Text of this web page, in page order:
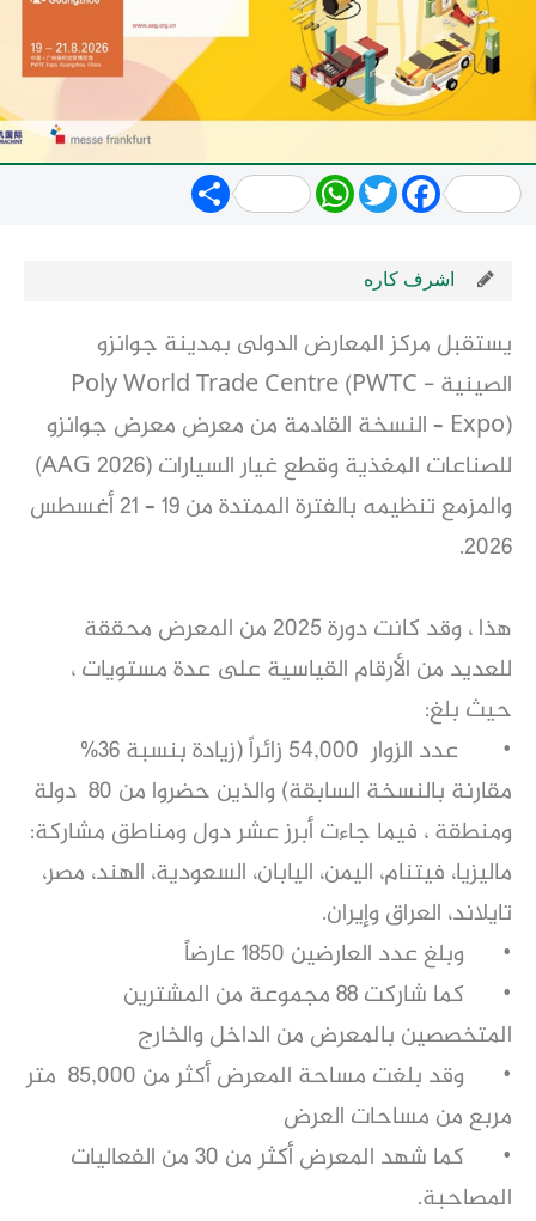
Share WhatsApp
TwitterFacebook
اشرف كاره
يستقبل مركز المعارض الدولى بمدينة جوانزو
الصينية - Poly World Trade Centre (PWTC
Expo) – النسخة القادمة من معرض معرض جوانزو
للصناعات المغذية وقطع غيار السيارات (AAG 2026)
والمزمع تنظيمه بالفترة الممتدة من 19 – 21 أغسطس
2026.
هذا ، وقد كانت دورة 2025 من المعرض محققة
للعديد من الأرقام القياسية على عدة مستويات ،
حيث بلغ:
•
عدد الزوار 54,000 زائراً (زيادة بنسبة 36%
مقارنة بالنسخة السابقة) والذين حضروا من 80 دولة
ومنطقة ، فيما جاءت أبرز عشر دول ومناطق مشاركة:
ماليزيا، فيتنام، اليمن، اليابان، السعودية، الهند، مصر،
تايلاند، العراق وإيران.
•
وبلغ عدد العارضين 1850 عارضاً
•
كما شاركت 88 مجموعة من المشترين
المتخصصين بالمعرض من الداخل والخارج
•
وقد بلغت مساحة المعرض أكثر من 85,000 متر
مربع من مساحات العرض
•
كما شهد المعرض أكثر من 30 من الفعاليات
المصاحبة.